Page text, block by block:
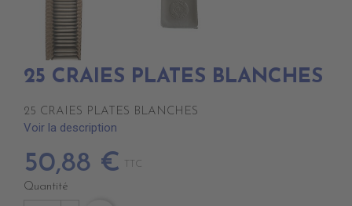
25 CRAIES PLATES BLANCHES
25 CRAIES PLATES BLANCHES
Voir la description
50,88 € TTC
Quantité